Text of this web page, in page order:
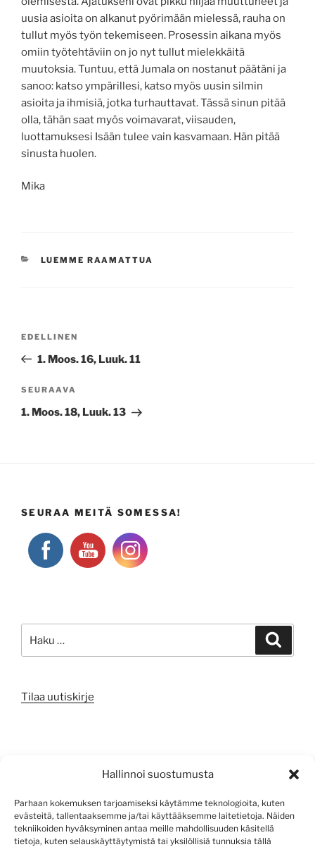
Hallinnoi suostumusta
Parhaan kokemuksen tarjoamiseksi käytämme teknologioita, kuten
evästeitä, tallentaaksemme ja/tai käyttääksemme laitetietoja. Näiden
tekniikoiden hyväksyminen antaa meille mahdollisuuden käsitellä
tietoja, kuten selauskäyttäytymistä tai yksilöllisiä tunnuksia tällä
uusia asioita on alkanut pyörimään mielessä, rauha on
tullut myös työn tekemiseen. Prosessin aikana myös
omiin työtehtäviin on jo nyt tullut mielekkäitä
muutoksia. Tuntuu, että Jumala on nostanut päätäni ja
sanoo: katso ympärillesi, katso myös uusin silmin
asioita ja ihmisiä, jotka turhauttavat. Tässä sinun pitää
olla, tähän saat myös voimavarat, viisauden,
luottamuksesi Isään tulee vain kasvamaan. Hän pitää
sinusta huolen.
Mika
KATEGORIAT
LUEMME RAAMATTUA
Edellinen
artikkeli
EDELLINEN
1. Moos. 16, Luuk. 11
Seuraava
artikkeli
SEURAAVA
1. Moos. 18, Luuk. 13
SEURAA MEITÄ SOMESSA!
Tilaa uutiskirje
Sisältösyöte